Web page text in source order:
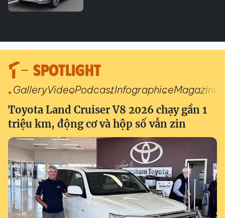
SPOTLIGHT
GalleryVideoPodcastInfographiceMagazine
Toyota Land Cruiser V8 2026 chạy gần 1
triệu km, động cơ và hộp số vẫn zin